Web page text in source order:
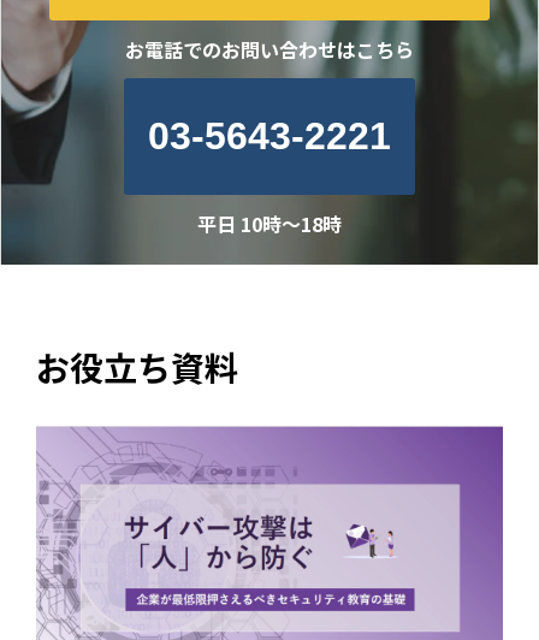
お電話でのお問い合わせはこちら
03-5643-2221
平日 10時～18時
お役立ち資料